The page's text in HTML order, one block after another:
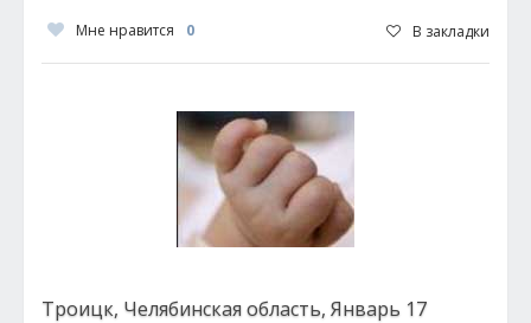
Мне нравится 0 В закладки
Троицк, Челябинская область, Январь 17